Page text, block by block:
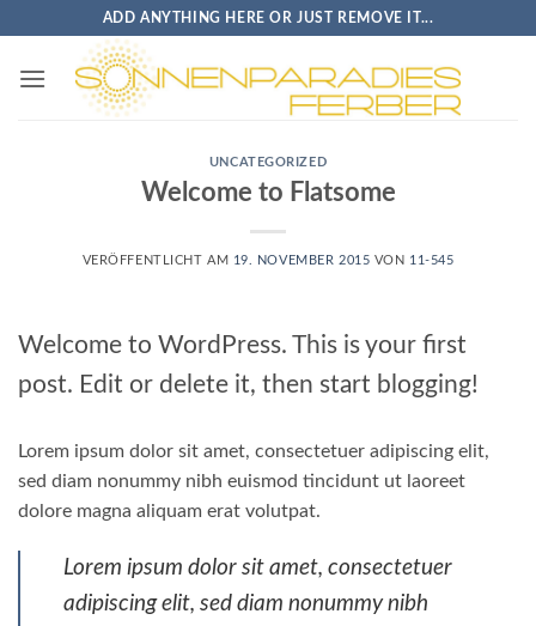
springen
ADD ANYTHING HERE OR JUST REMOVE IT...
UNCATEGORIZED
Welcome to Flatsome
VERÖFFENTLICHT AM 19. NOVEMBER 2015 VON 11-545
Welcome to WordPress. This is your first
post. Edit or delete it, then start blogging!
Lorem ipsum dolor sit amet, consectetuer adipiscing elit,
sed diam nonummy nibh euismod tincidunt ut laoreet
dolore magna aliquam erat volutpat.
Lorem ipsum dolor sit amet, consectetuer
adipiscing elit, sed diam nonummy nibh